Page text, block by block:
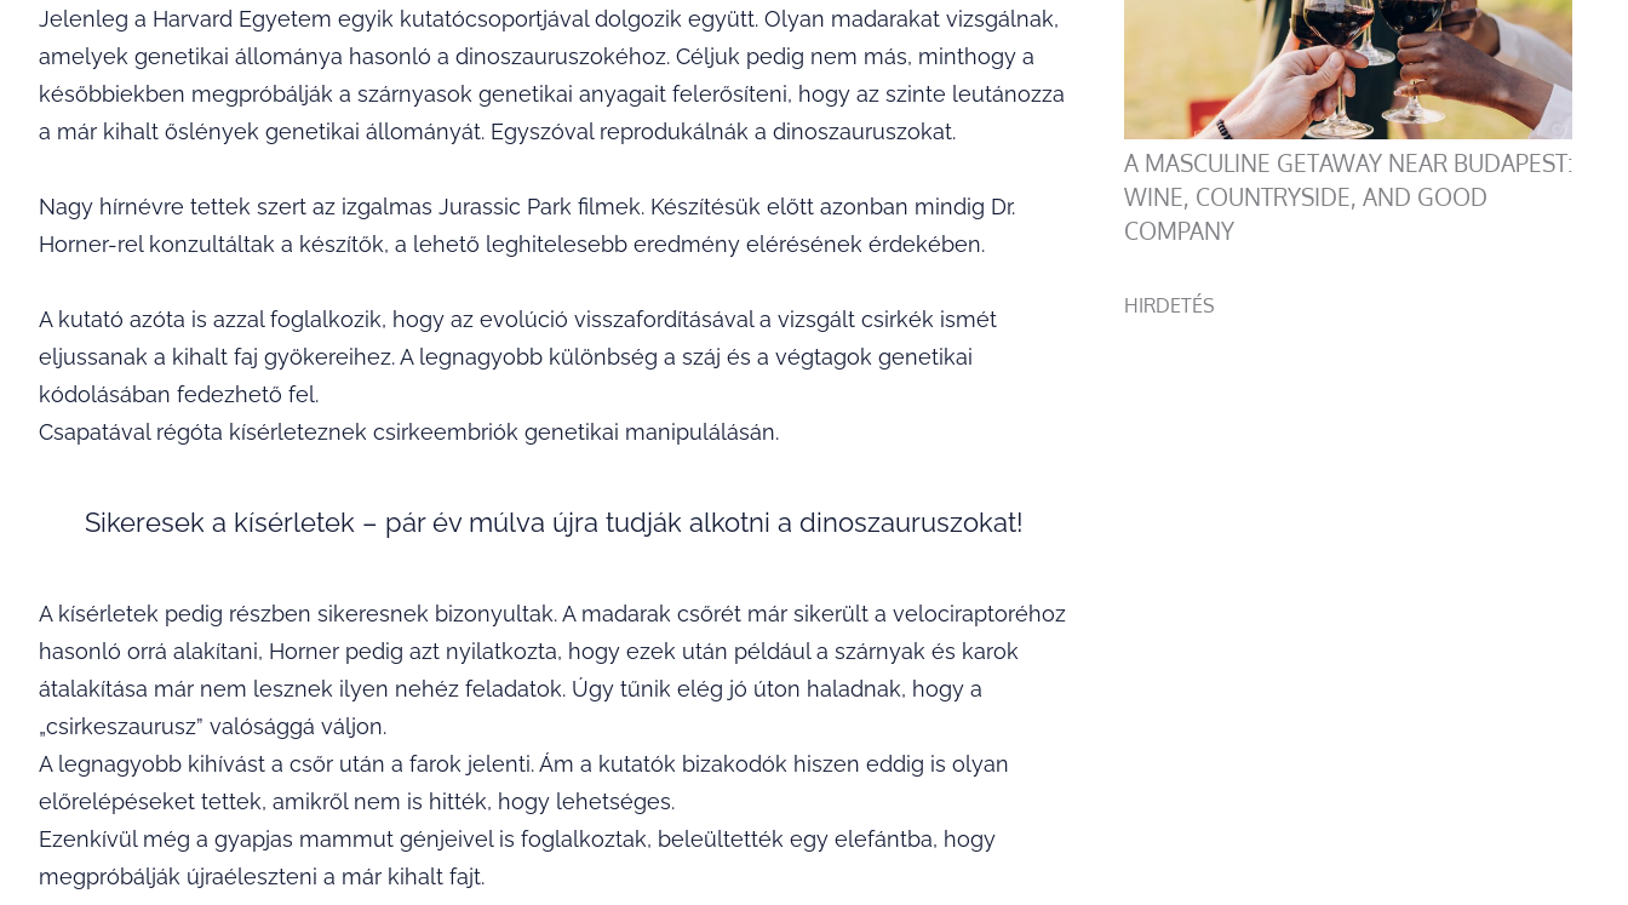
Jelenleg a Harvard Egyetem egyik kutatócsoportjával dolgozik együtt. Olyan madarakat vizsgálnak,
amelyek genetikai állománya hasonló a dinoszauruszokéhoz. Céljuk pedig nem más, minthogy a
későbbiekben megpróbálják a szárnyasok genetikai anyagait felerősíteni, hogy az szinte leutánozza
a már kihalt őslények genetikai állományát. Egyszóval reprodukálnák a dinoszauruszokat.
Nagy hírnévre tettek szert az izgalmas Jurassic Park filmek. Készítésük előtt azonban mindig Dr.
Horner-rel konzultáltak a készítők, a lehető leghitelesebb eredmény elérésének érdekében.
A kutató azóta is azzal foglalkozik, hogy az evolúció visszafordításával a vizsgált csirkék ismét
eljussanak a kihalt faj gyökereihez. A legnagyobb különbség a száj és a végtagok genetikai
kódolásában fedezhető fel.
Csapatával régóta kísérleteznek csirkeembriók genetikai manipulálásán.
Sikeresek a kísérletek – pár év múlva újra tudják alkotni a dinoszauruszokat!
A kísérletek pedig részben sikeresnek bizonyultak. A madarak csőrét már sikerült a velociraptoréhoz
hasonló orrá alakítani, Horner pedig azt nyilatkozta, hogy ezek után például a szárnyak és karok
átalakítása már nem lesznek ilyen nehéz feladatok. Úgy tűnik elég jó úton haladnak, hogy a
„csirkeszaurusz” valósággá váljon.
A legnagyobb kihívást a csőr után a farok jelenti. Ám a kutatók bizakodók hiszen eddig is olyan
előrelépéseket tettek, amikről nem is hitték, hogy lehetséges.
Ezenkívül még a gyapjas mammut génjeivel is foglalkoztak, beleültették egy elefántba, hogy
megpróbálják újraéleszteni a már kihalt fajt.
A MASCULINE GETAWAY NEAR BUDAPEST:
WINE, COUNTRYSIDE, AND GOOD
COMPANY
HIRDETÉS